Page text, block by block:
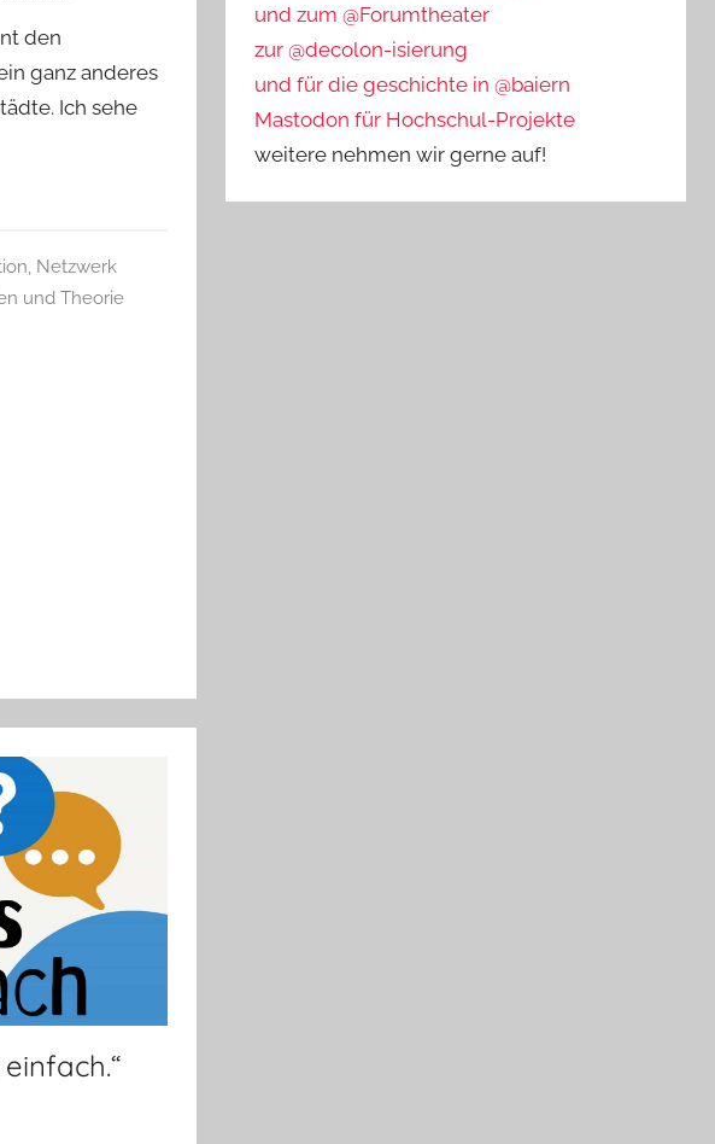
den
ganz anderes
Ich sehe
, Netzwerk
und Theorie
und zum @Forumtheater
zur @decolon-isierung
und für die geschichte in @baiern
Mastodon für Hochschul-Projekte
weitere nehmen wir gerne auf!